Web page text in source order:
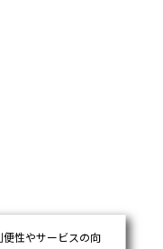
性やサービスの向